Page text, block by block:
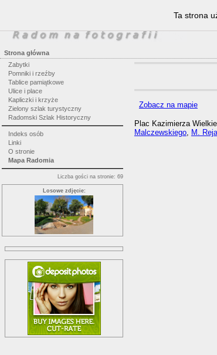
Strona główna
Zabytki
Pomniki i rzeźby
Tablice pamiątkowe
Ulice i place
Kapliczki i krzyże
Zielony szlak turystyczny
Radomski Szlak Historyczny
Indeks osób
Linki
O stronie
Mapa Radomia
Liczba gości na stronie: 69
Losowe zdjęcie:
Zobacz na mapie
Plac Kazimierza
Malczewskiego, M. Reja
Ta strona